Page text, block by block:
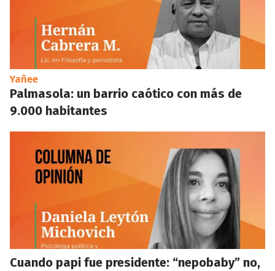
Yañee
Palmasola: un barrio caótico con más de
9.000 habitantes
Cuando papi fue presidente: “nepobaby” no,